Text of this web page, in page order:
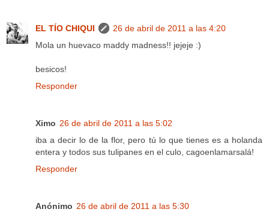
EL TÍO CHIQUI
26 de abril de 2011 a las 4:20
Mola un huevaco maddy madness!! jejeje :)
besicos!
Responder
Ximo 26 de abril de 2011 a las 5:02
iba a decir lo de la flor, pero tú lo que tienes es a holanda
entera y todos sus tulipanes en el culo, cagoenlamarsalá!
Responder
Anónimo 26 de abril de 2011 a las 5:30